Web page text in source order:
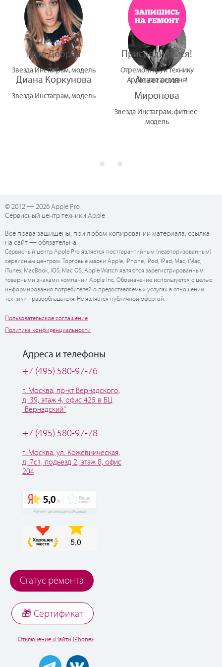
Диана Коркунова
Звезда Инстаграм, модель
Анастасия
Миронова
Звезда Инстаграм, фитнес-
модель
Катя Добрая
Звезда Инстаграм, модель
Присоединяйся!
Отремонтируй технику
Apple уже сегодня!
© 2012 — 2026 Apple Pro
Сервисный центр техники Apple
Все права защищены, при любом копировании материала, ссылка
на сайт — обязательна.
Сервисный центр Apple Pro является постгарантийным (неавторизованным)
сервисным центром. Торговые марки Apple, iPhone, iPod, iPad, Mac, iMac,
iTunes, MacBook, iOS, Mac OS, Apple Watch являются зарегистрированным
товарными знаками компании Apple Inc. Обозначение используется с целью
информирования потребителей о предоставляемых услугах в отношении
техники правообладателя. Не является публичной офертой.
Пользовательское соглашение
Политика конфиденциальности
Адреса и телефоны
+7 (495) 580-97-76
г. Москва, пр-кт Вернадского,
д. 39, этаж 4, офис 425 в БЦ
"Вернадский"
+7 (495) 580-97-78
г. Москва, ул. Кожевническая,
д. 7с1, подьезд 2, этаж 8, офис
204
Статус ремонта
🎁 Cертификат
Отключение «Найти iPhone»